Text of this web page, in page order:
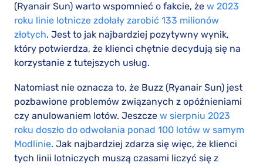
(Ryanair Sun) warto wspomnieć o fakcie, że w 2023
roku linie lotnicze zdołały zarobić 133 milionów
złotych. Jest to jak najbardziej pozytywny wynik,
który potwierdza, że klienci chętnie decydują się na
korzystanie z tutejszych usług.
Natomiast nie oznacza to, że Buzz (Ryanair Sun) jest
pozbawione problemów związanych z opóźnieniami
czy anulowaniem lotów. Jeszcze w sierpniu 2023
roku doszło do odwołania ponad 100 lotów w samym
Modlinie. Jak najbardziej zdarza się więc, że klienci
tych linii lotniczych muszą czasami liczyć się z